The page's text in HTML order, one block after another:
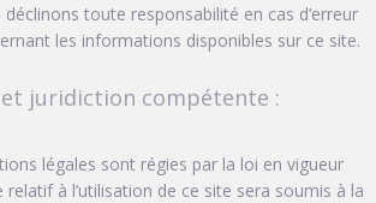
toute responsabilité en cas d’erreur
les informations disponibles sur ce site.
juridiction compétente :
légales sont régies par la loi en vigueur
à l’utilisation de ce site sera soumis à la